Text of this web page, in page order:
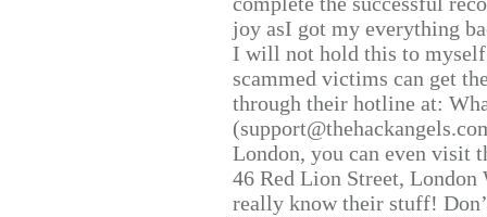
joy asI got my everything
I will not hold this to
scammed victims can get
through their hotline at:
London, you can even visit
46 Red Lion Street, London
really know their stuff!